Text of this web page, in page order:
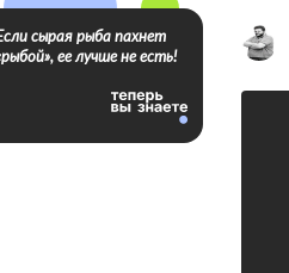
сырая рыба пахнет
ее лучше не есть!